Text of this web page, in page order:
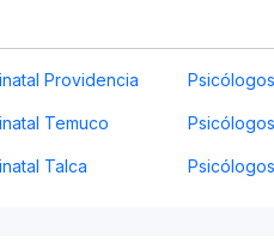
Providencia
Temuco
Talca